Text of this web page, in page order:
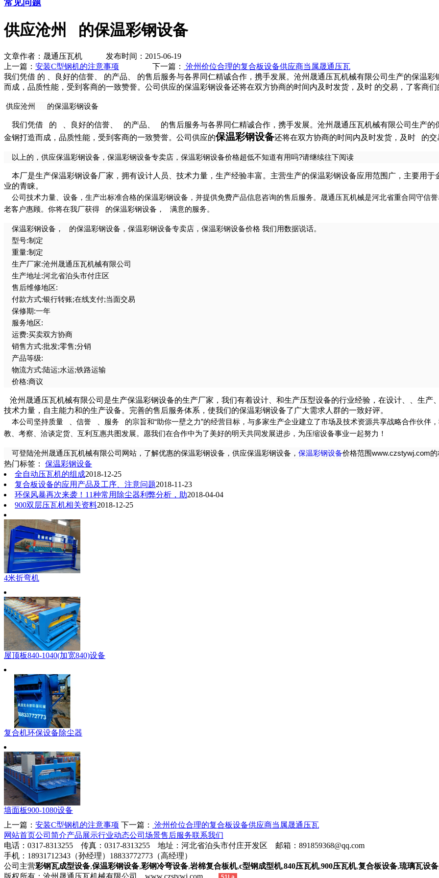
常见问题
供应沧州 的保温彩钢设备
文章作者：晟通压瓦机 发布时间：2015-06-19
上一篇： 安装C型钢机的注意事项 下一篇：
沧州价位合理的复合板设备供应商当属晟通压瓦
我们凭借 的 、良好的信誉、 的产品、 的售后服务与各界同仁精诚合作，携手发展。沧州晟通压瓦机械有限公司生产的保温
而成，品质性能，受到客商的一致赞誉。公司供应的保温彩钢设备还将在双方协商的时间内及时发货，及时 的交易，了客商们
供应沧州 的保温彩钢设备
我们凭借 的 、良好的信誉、 的产品、 的售后服务与各界同仁精诚合作，携手发展。沧州晟通压瓦机械有限公司生产的
金钢打造而成，品质性能，受到客商的一致赞誉。公司供应的保温彩钢设备还将在双方协商的时间内及时发货，及时 的交
以上的，供应保温彩钢设备，保温彩钢设备专卖店，保温彩钢设备价格超低不知道有用吗?请继续往下阅读
本厂是生产保温彩钢设备厂家，拥有设计人员、技术力量，生产经验丰富。主营生产的保温彩钢设备应用范围广，主要用
业的青睐。
公司技术力量、设备，生产出标准合格的保温彩钢设备，并提供免费产品信息咨询的售后服务。晟通压瓦机械是河北省重合同守信
老客户惠顾。你将在我厂获得 的保温彩钢设备， 满意的服务。
保温彩钢设备， 的保温彩钢设备，保温彩钢设备专卖店，保温彩钢设备价格 我们用数据说话。
型号:制定
重量:制定
生产厂家:沧州晟通压瓦机械有限公司
生产地址:河北省泊头市付庄区
售后维修地区:
付款方式:银行转账;在线支付;当面交易
保修期:一年
服务地区:
运费:买卖双方协商
销售方式:批发;零售;分销
产品等级:
物流方式:陆运;水运;铁路运输
价格:商议
沧州晟通压瓦机械有限公司是生产保温彩钢设备的生产厂家，我们有着设计、和生产压型设备的行业经验，在设计、、生
技术力量，自主能力和的生产设备。完善的售后服务体系，使我们的保温彩钢设备了广大需求人群的一致好评。
本公司坚持质量 、信誉 、服务 的宗旨和“助你一壁之力”的经营目标，与多家生产企业建立了市场及技术资源共享战略合作伙伴
教、考察、洽谈定货、互利互惠共图发展。愿我们在合作中为了美好的明天共同发展进步，为压缩设备事业一起努力！
可登陆沧州晟通压瓦机械有限公司网站，了解优惠的保温彩钢设备，供应保温彩钢设备， 保温彩钢设备价格范围www.czstywj.com的
热门标签： 保温彩钢设备
全自动压瓦机的组成2018-12-25
复合板设备的应用产品及工序、注意问题2018-11-23
环保风暴再次来袭！11种常用除尘器利弊分析，助2018-04-04
900双层压瓦机相关资料2018-12-25
4米折弯机
屋顶板840-1040(加宽840)设备
复合机环保设备除尘器
墙面板900-1080设备
上一篇： 安装C型钢机的注意事项 下一篇：
沧州价位合理的复合板设备供应商当属晟通压瓦
网站首页公司简介产品展示行业动态公司场景售后服务联系我们
电话：0317-8313255 传真：0317-8313255 地址：河北省泊头市付庄开发区 邮箱：891859368@qq.com
手机：18931712343（孙经理）18833772773（高经理）
公司主营彩钢瓦成型设备,保温彩钢设备,彩钢冷弯设备,岩棉复合板机,c型钢成型机,840压瓦机,900压瓦机,复合板设备,琉璃瓦设备